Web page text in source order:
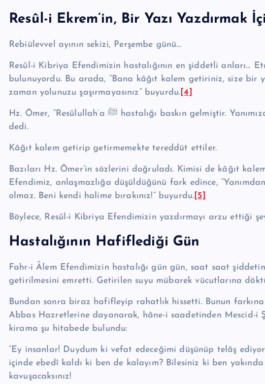
Resûl-i Ekrem’in, Bir Yazı Yazdırmak
Rebiülevvel ayının sekizi, Perşembe günü…
Resûl-i Kibriya Efendimizin hastalığının en şiddetli anları…
bulunuyordu. Bu arada, “Bana kâ­ğıt kalem getiriniz, size bir
zaman yolunuzu şaşırmayasınız” buyurdu. [4]
Hz. Ömer, “Re­sû­lul­lah’a ﷺ hastalığı baskın gelmiştir. Yanı­mızda Kur’an var. Allah’ın kitabı bize yeter”
dedi.
Kâğıt kalem getirip getirmemekte tereddüt ettiler.
Bazıları Hz. Ömer’in sözlerini doğruladı. Kimisi de kâğıt
Efendimiz, anlaşmazlığa düşüldüğünü fark edin­ce,
olmaz. Beni kendi halime bırakınız!” buyurdu. [5]
Böylece, Resûl-i Kibriya Efendimizin yazdırmayı arzu ettiği
Hastalığının Hafiflediği Gün
Fahr-i Âlem Efendimizin hastalığı gün gün, saat saat
getirilmesini emretti. Getirilen suyu mübarek vücutlarına
Bundan sonra biraz hafifleyip rahatlık hissetti. Bunun
Abbas Hazretlerine dayanarak, hâne-i saadetinden Mes­cid-i
kirama şu hitabede bu­lun­du:
“Ey insanlar! Duydum ki vefat edeceğimi düşünüp telâş
içinde ebedî kaldı ki ben de kalayım? Bilesiniz ki ben
kavuşacaksınız!